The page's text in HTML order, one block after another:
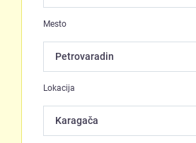
Mesto
Lokacija
Karagača